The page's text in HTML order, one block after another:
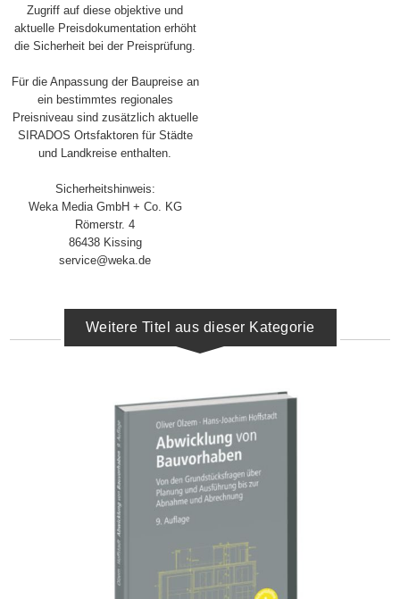
Zugriff auf diese objektive und
aktuelle Preisdokumentation erhöht
die Sicherheit bei der Preisprüfung.
Für die Anpassung der Baupreise an
ein bestimmtes regionales
Preisniveau sind zusätzlich aktuelle
SIRADOS Ortsfaktoren für Städte
und Landkreise enthalten.
Sicherheitshinweis:
Weka Media GmbH + Co. KG
Römerstr. 4
86438 Kissing
service@weka.de
Weitere Titel aus dieser Kategorie